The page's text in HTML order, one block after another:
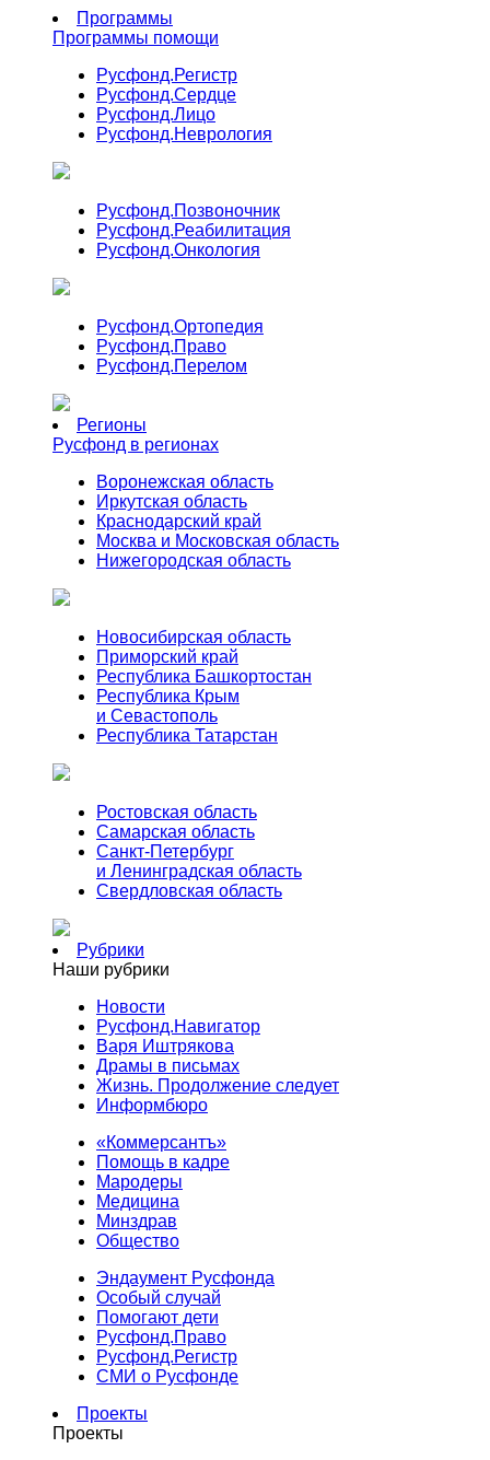
Программы
Программы помощи
Русфонд.Регистр
Русфонд.Сердце
Русфонд.Лицо
Русфонд.Неврология
Русфонд.Позвоночник
Русфонд.Реабилитация
Русфонд.Онкология
Русфонд.Ортопедия
Русфонд.Право
Русфонд.Перелом
Регионы
Русфонд в регионах
Воронежская область
Иркутская область
Краснодарский край
Москва и Московская область
Нижегородская область
Новосибирская область
Приморский край
Республика Башкортостан
Республика Крым
и Севастополь
Республика Татарстан
Ростовская область
Самарская область
Санкт-Петербург
и Ленинградская область
Свердловская область
Рубрики
Наши рубрики
Новости
Русфонд.Навигатор
Варя Иштрякова
Драмы в письмах
Жизнь. Продолжение следует
Информбюро
«Коммерсантъ»
Помощь в кадре
Мародеры
Медицина
Минздрав
Общество
Эндаумент Русфонда
Особый случай
Помогают дети
Русфонд.Право
Русфонд.Регистр
СМИ о Русфонде
Проекты
Проекты